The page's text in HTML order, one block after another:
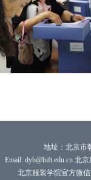
地址：北京市
Email: dyb@bift.edu.cn 北
北京服装学院官方微信